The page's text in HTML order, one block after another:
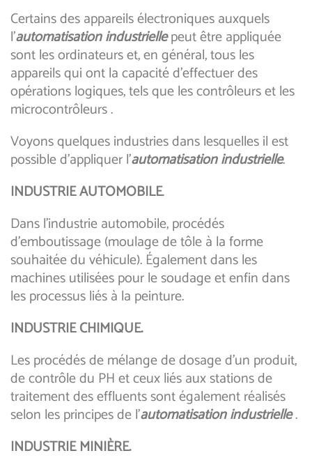
Certains des appareils électroniques auxquels
l’automatisation industriellepeut être appliquée
sont les ordinateurs et, en général, tous les
appareils qui ont la capacité d’effectuer des
opérations logiques, tels que les contrôleurs et les
microcontrôleurs .
Voyons quelques industries dans lesquelles il est
possible d’appliquer l’automatisation industrielle.
INDUSTRIE AUTOMOBILE.
Dans l’industrie automobile, procédés
d’emboutissage (moulage de tôle à la forme
souhaitée du véhicule). Également dans les
machines utilisées pour le soudage et enfin dans
les processus liés à la peinture.
INDUSTRIE CHIMIQUE.
Les procédés de mélange de dosage d’un produit,
de contrôle du PH et ceux liés aux stations de
traitement des effluents sont également réalisés
selon les principes de l’automatisation industrielle.
INDUSTRIE MINIÈRE.